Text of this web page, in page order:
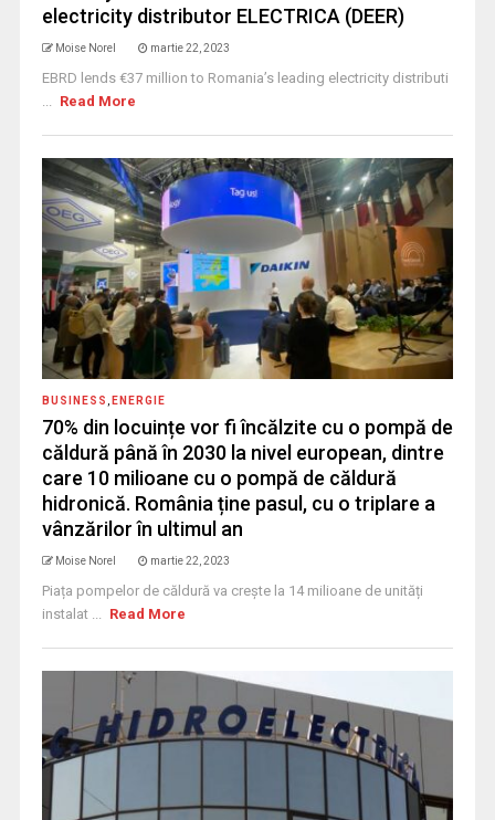
electricity distributor ELECTRICA (DEER)
Moise Norel martie 22, 2023
EBRD lends €37 million to Romania’s leading electricity distributi
... Read More
BUSINESS ENERGIE
70% din locuințe vor fi încălzite cu o pompă de
căldură până în 2030 la nivel european, dintre
care 10 milioane cu o pompă de căldură
hidronică. România ține pasul, cu o triplare a
vânzărilor în ultimul an
Moise Norel martie 22, 2023
Piața pompelor de căldură va crește la 14 milioane de unități
instalat ... Read More